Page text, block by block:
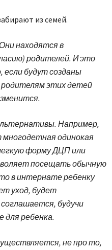
из семей.
находятся в
родителей. И это
если будут созданы
родителям этих детей
Например,
многодетная одинокая
форму ДЦП или
посещать обычную
в интернате ребенку
уход, будет
будучи
для ребенка.
не про то,